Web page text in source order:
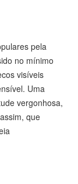
pela
no mínimo
visíveis
Uma
vergonhosa,
que